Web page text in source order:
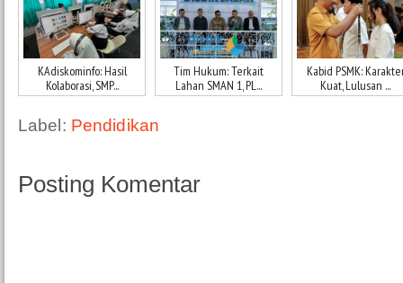
KAdiskominfo: Hasil
Kolaborasi, SMP...
Tim Hukum: Terkait
Lahan SMAN 1, PL...
Kabid PSMK:
Kuat, Lulusan ...
Label: Pendidikan
Posting Komentar